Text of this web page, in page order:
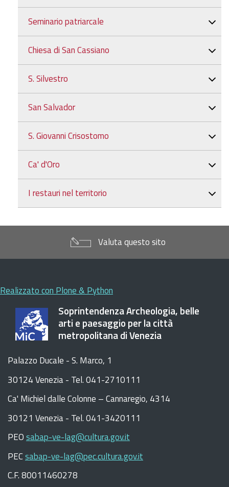
Seminario patriarcale
Chiesa di San Cassiano
S. Silvestro
San Salvador
S. Giovanni Crisostomo
Ca' d'Oro
I restauri nel territorio
Valuta questo sito
Realizzato con Plone & Python
Soprintendenza Archeologia, belle
arti e paesaggio per la città
metropolitana di Venezia
Palazzo Ducale - S. Marco, 1
30124 Venezia - Tel. 041-2710111
Ca' Michiel dalle Colonne – Cannaregio, 4314
30121 Venezia - Tel. 041-3420111
PEOsabap-ve-lag@cultura.gov.it
PECsabap-ve-lag@pec.cultura.gov.it
C.F. 80011460278